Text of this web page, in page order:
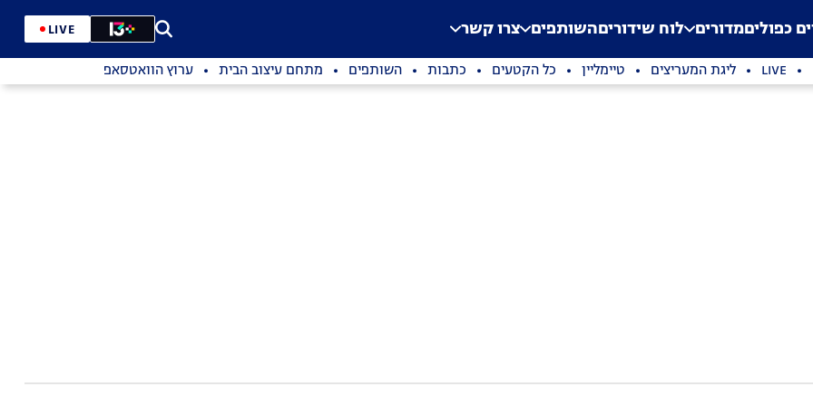
Application error: a
. כפוליםמדורים לוח שידוריםהשותפים צרו קשר LIVE
LIVE ליגת המעריצים טיימליין כל הקטעים כתבות השותפים מתחם עיצוב הבית ערוץ הוואטסאפ